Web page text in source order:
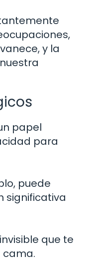
y la
papel
para
puede
significativa
que te
cama.